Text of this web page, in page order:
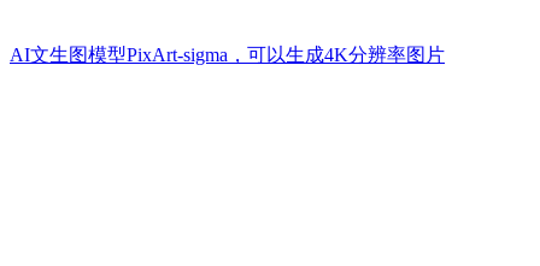
AI文生图模型PixArt-sigma，可以生成4K分辨率图片